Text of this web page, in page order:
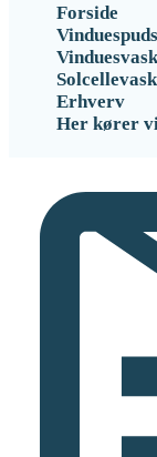
Forside
Vinduesvask
Solcellevask
Erhverv
Her kører